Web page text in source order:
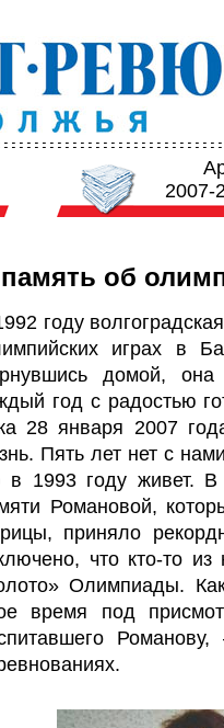
2007-
об
году
играх в
домой,
год с радостью
28 января 2007
Пять лет нет с
1993 году живет. В
Романовой,
приняло
что кто-то
Олимпиады.
время под